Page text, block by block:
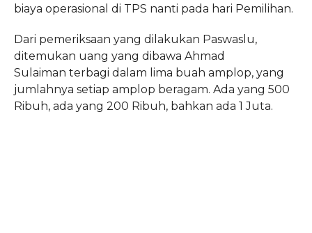
biaya operasional di TPS nanti pada hari Pemilihan.
Dari pemeriksaan yang dilakukan Paswaslu,
ditemukan uang yang dibawa Ahmad
Sulaiman terbagi dalam lima buah amplop, yang
jumlahnya setiap amplop beragam. Ada yang 500
Ribuh, ada yang 200 Ribuh, bahkan ada 1 Juta.